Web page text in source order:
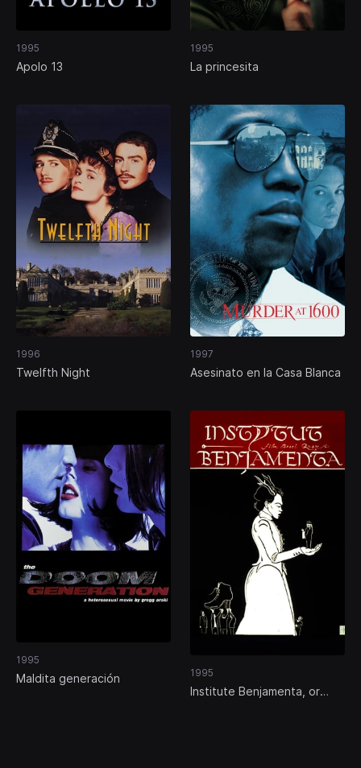
1995
Apolo 13
1995
La princesita
1996
Twelfth Night
1997
Asesinato en la Casa Blanca
1995
Maldita generación 1995
Institute Benjamenta, or